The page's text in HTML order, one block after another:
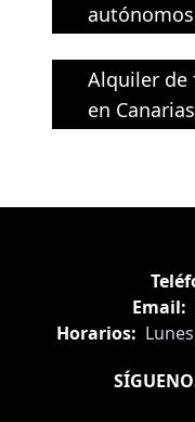
Alquiler de
en Canarias
Email:
Horarios: